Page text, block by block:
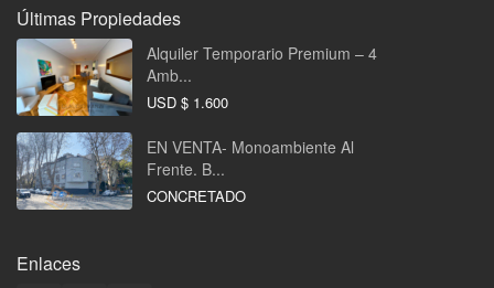
Últimas Propiedades
Alquiler Temporario Premium – 4
Amb...
USD $ 1.600
EN VENTA- Monoambiente Al
Frente. B...
CONCRETADO
Enlaces